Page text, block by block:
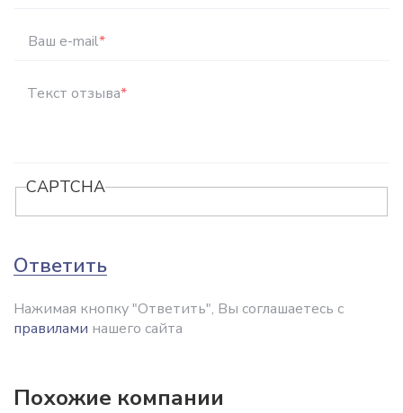
Ваш e-mail*
Текст отзыва*
CAPTCHA
Ответить
Нажимая кнопку "Ответить", Вы соглашаетесь с
правилами нашего сайта
Похожие компании